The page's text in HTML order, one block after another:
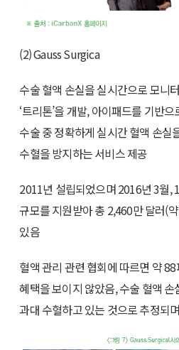
(2) Gauss Surgica
수술 혈액 손실을 실시간으로 모니
‘트리톤’을 개발, 아이패드를 기반
수술 중 정확하게 실시간 혈액 손실
수혈을 방지하는 서비스 제공
2011년 설립되었으며 2016년 3월,
규모를 지원받아 총 2,460만 달러(
있음
혈액 관리 관련 협회에 따르면 약
혜택을 보이지 않았음, 수술 혈액
과대 수혈하고 있는 것으로 추정되